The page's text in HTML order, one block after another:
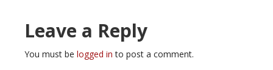
Leave a Reply
You must be logged in to post a comment.